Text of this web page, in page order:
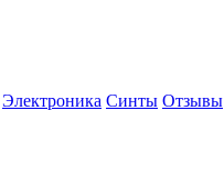
Электроника Синты Отзывы